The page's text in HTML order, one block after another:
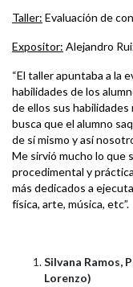
Taller: Evaluación de
Expositor: Alejandro
“El taller apuntaba a la
habilidades de los
de ellos sus
busca que el alumno
de sí mismo y así
Me sirvió mucho lo que
procedimental y
más dedicados a
física, arte, música, etc”.
Silvana Ramos,
Lorenzo)